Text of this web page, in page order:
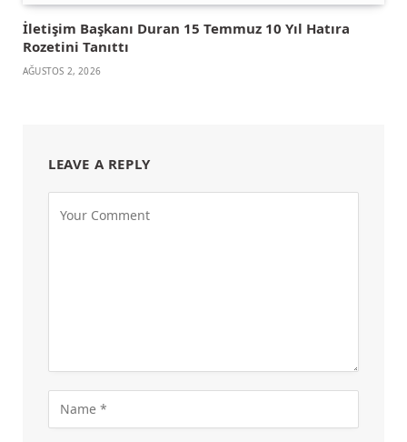
İletişim Başkanı Duran 15 Temmuz 10 Yıl Hatıra
Rozetini Tanıttı
AĞUSTOS 2, 2026
LEAVE A REPLY